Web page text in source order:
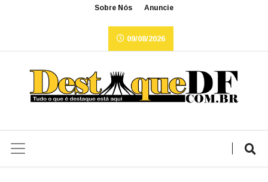
Sobre Nós Anuncie
09/08/2026